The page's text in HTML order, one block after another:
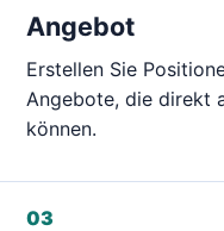
Angebot
Erstellen Sie
Angebote, die direkt
können.
03